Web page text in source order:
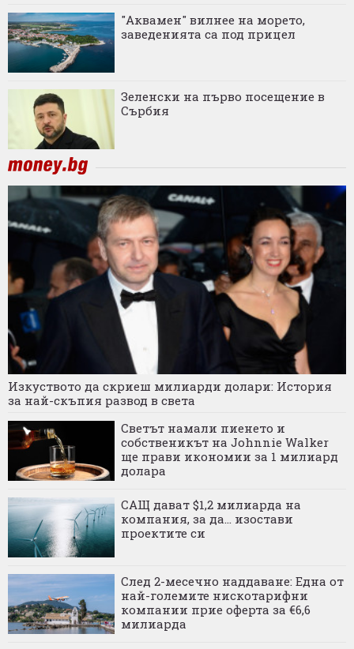
"Аквамен" вилнее на морето,
заведенията са под прицел
Зеленски на първо посещение в
Сърбия
Изкуството да скриеш милиарди долари: История
за най-скъпия развод в света
Светът намали пиенето и
собственикът на Johnnie Walker
ще прави икономии за 1 милиард
долара
САЩ дават $1,2 милиарда на
компания, за да... изостави
проектите си
След 2-месечно наддаване: Една от
най-големите нискотарифни
компании прие оферта за €6,6
милиарда